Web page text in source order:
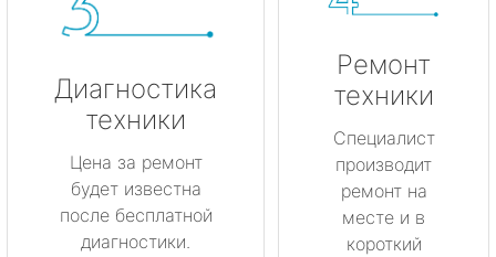
Диагностика
техники
Цена за ремонт
будет известна
после бесплатной
диагностики.
Ремонт
техники
Специалист
производит
ремонт на
месте и в
короткий